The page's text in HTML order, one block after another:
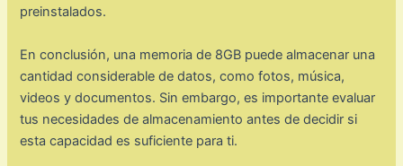
preinstalados.
En conclusión, una memoria de 8GB puede almacenar una
cantidad considerable de datos, como fotos, música,
videos y documentos. Sin embargo, es importante evaluar
tus necesidades de almacenamiento antes de decidir si
esta capacidad es suficiente para ti.